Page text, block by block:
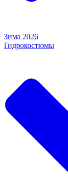
Зима 2026
Гидрокостюмы